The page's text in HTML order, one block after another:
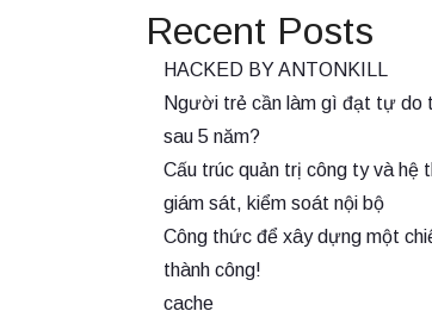
Recent Posts
HACKED BY ANTONKILL
Người trẻ cần làm gì đạt tự do
sau 5 năm?
Cấu trúc quản trị công ty và hệ
giám sát, kiểm soát nội bộ
Công thức để xây dựng một
thành công!
cache